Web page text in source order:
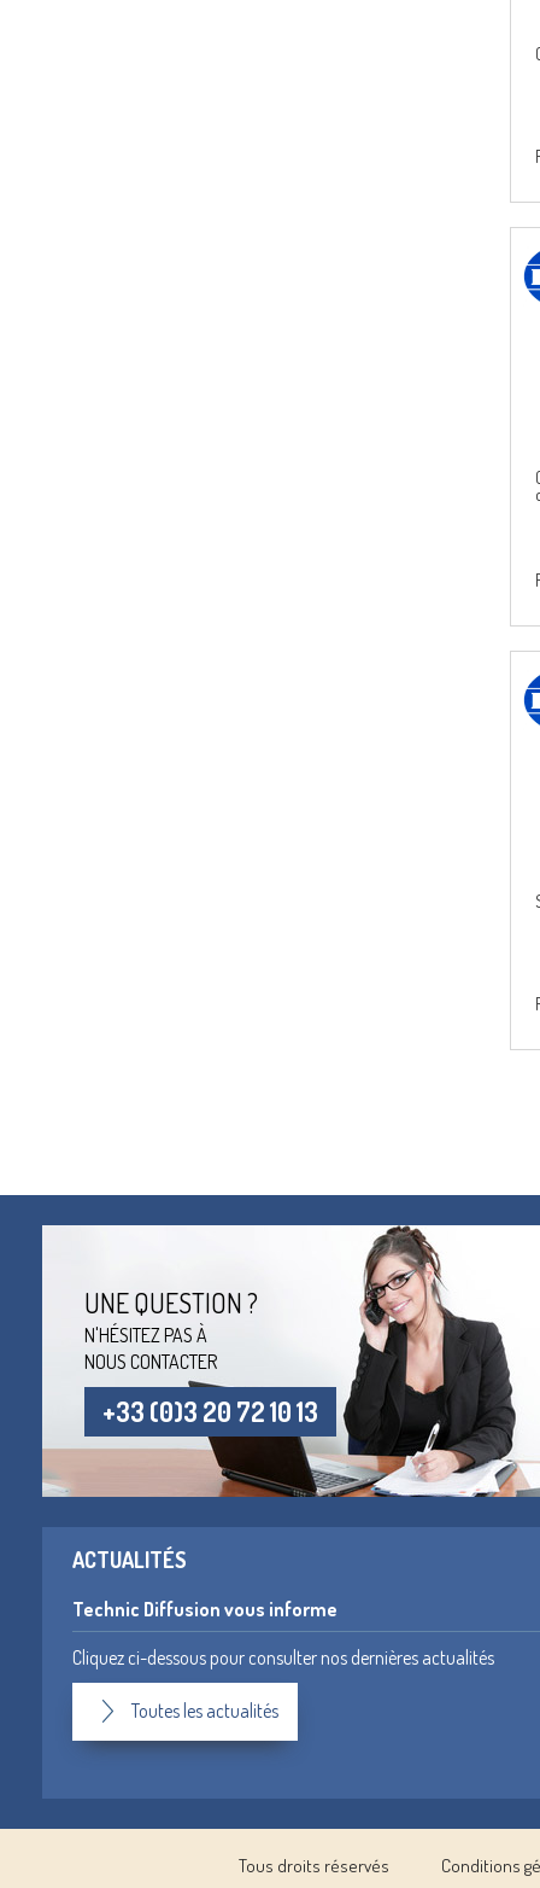
UNE QUESTION ?
N'HÉSITEZ PAS À
NOUS CONTACTER
+33 (0)3 20 72 10 13
ACTUALITÉS
Technic Diffusion vous informe
Cliquez ci-dessous pour consulter nos dernières actualités
Toutes les actualités
Tous droits réservés Conditions